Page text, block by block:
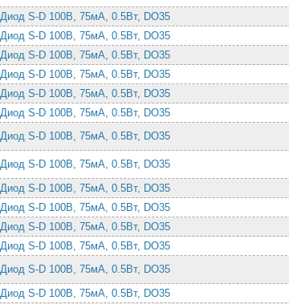
Диод S-D 100В, 75мА, 0.5Вт, DO35
Диод S-D 100В, 75мА, 0.5Вт, DO35
Диод S-D 100В, 75мА, 0.5Вт, DO35
Диод S-D 100В, 75мА, 0.5Вт, DO35
Диод S-D 100В, 75мА, 0.5Вт, DO35
Диод S-D 100В, 75мА, 0.5Вт, DO35
Диод S-D 100В, 75мА, 0.5Вт, DO35
Диод S-D 100В, 75мА, 0.5Вт, DO35
Диод S-D 100В, 75мА, 0.5Вт, DO35
Диод S-D 100В, 75мА, 0.5Вт, DO35
Диод S-D 100В, 75мА, 0.5Вт, DO35
Диод S-D 100В, 75мА, 0.5Вт, DO35
Диод S-D 100В, 75мА, 0.5Вт, DO35
Диод S-D 100В, 75мА, 0.5Вт, DO35